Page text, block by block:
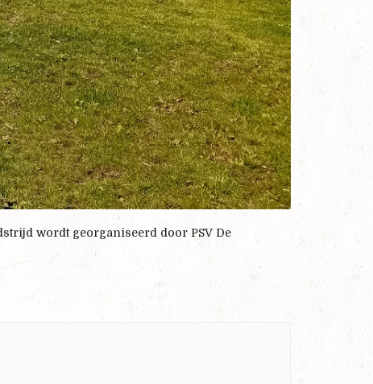
wordt georganiseerd door PSV De